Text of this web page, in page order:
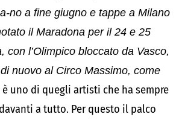
no a fine giugno e tappe a Milano
il Maradona per il 24 e 25
con l’Olimpico bloccato da Vasco,
nuovo al Circo Massimo, come
uno di quegli artisti che ha sempre
a tutto. Per questo il palco